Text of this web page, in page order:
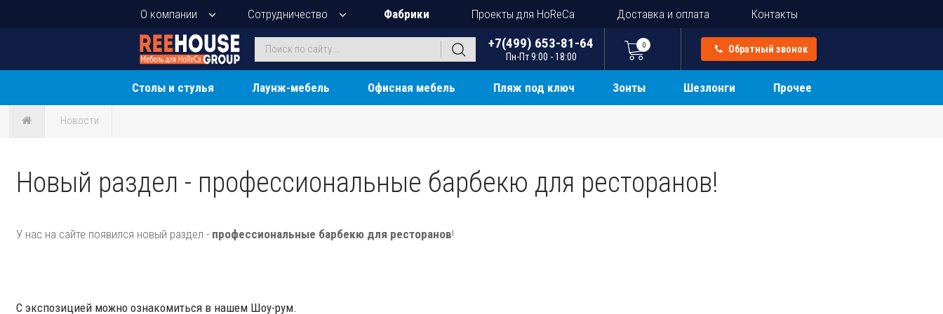
О компании Сотрудничество Фабрики Проекты для HoReCa Доставка и оплата Контакты
+7(499) 653-81-64
Пн-Пт 9:00 - 18:00
0 Обратный звонок
Столы и стулья Лаунж-мебель Офисная мебель Пляж под ключ Зонты Шезлонги Прочее
Новости
Новый раздел - профессиональные барбекю для ресторанов!
У нас на сайте появился новый раздел - профессиональные барбекю для ресторанов!
С экспозицией можно ознакомиться в нашем Шоу-рум.